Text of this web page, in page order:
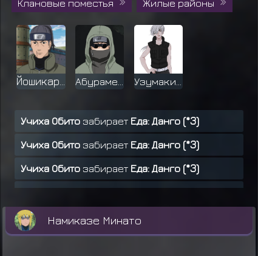
Клановые поместья
Жилые районы
Учиха Обито забирает Еда: Данго (*3)
Учиха Обито забирает Еда: Данго (*3)
Учиха Обито забирает Еда: Данго (*3)
Учиха ОбитозабираетЕда: Данго (*3)
Учиха Обито
забирает
Учиха ОбитозабираетЕда: Рис карри (*5)
Намиказе Минато